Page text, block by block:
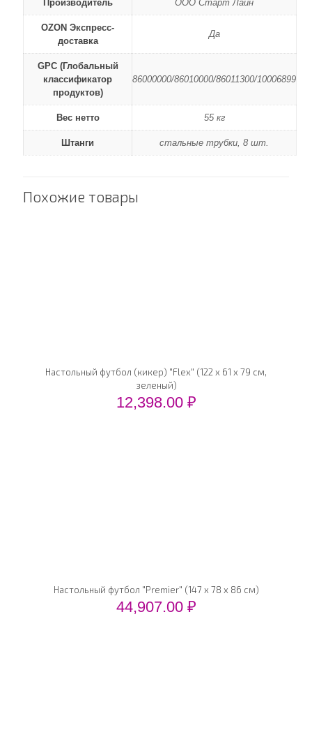
Производитель ООО Старт Лайн
OZON Экспресс-
доставка
Да
GPC (Глобальный
классификатор
продуктов)
86000000/86010000/86011300/10006899
Вес нетто 55 кг
Штанги стальные трубки, 8 шт.
Похожие товары
Настольный футбол (кикер) "Flex" (122 x 61 x 79 см,
зеленый)
12,398.00 ₽
Настольный футбол "Premier" (147 x 78 x 86 см)
44,907.00 ₽